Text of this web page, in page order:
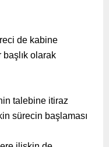
de kabine
başlık olarak
talebine itiraz
sürecin başlaması